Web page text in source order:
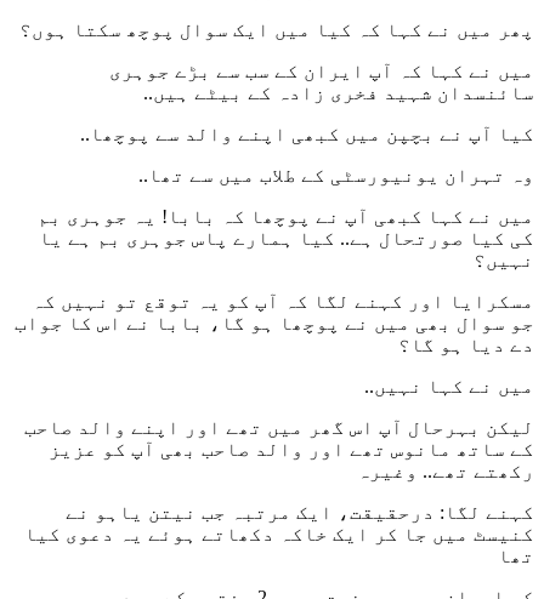
پھر میں نے کہا کہ کیا میں ایک سوال پوچھ سکتا ہوں؟
میں نے کہا کہ آپ ایران کے سب سے بڑے جوہری
سائنسدان شہید فخری زادہ کے بیٹے ہیں..
کیا آپ نے بچپن میں کبھی اپنے والد سے پوچھا..
وہ تہران یونیورسٹی کے طلاب میں سے تھا..
میں نے کہا کبھی آپ نے پوچھا کہ بابا! یہ جوہری بم
کی کیا صورتحال ہے.. کیا ہمارے پاس جوہری بم ہے یا
نہیں؟
مسکرایا اور کہنے لگا کہ آپ کو یہ توقع تو نہیں کہ
جو سوال بھی میں نے پوچھا ہو گا، بابا نے اس کا جواب
دے دیا ہو گا؟
میں نے کہا نہیں..
لیکن بہرحال آپ اس گھر میں تھے اور اپنے والد صاحب
کے ساتھ مانوس تھے اور والد صاحب بھی آپ کو عزیز
رکھتے تھے.. وغیرہ
کہنے لگا: درحقیقت، ایک مرتبہ جب نیتن یاہو نے
کنیسٹ میں جا کر ایک خاکہ دکھاتے ہوئے یہ دعوی کیا
تھا